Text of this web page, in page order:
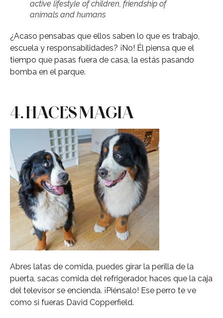
active lifestyle of children, friendship of
animals and humans
¿Acaso pensabas que ellos saben lo que es trabajo,
escuela y responsabilidades? ¡No! Él piensa que el
tiempo que pasas fuera de casa, la estás pasando
bomba en el parque.
4. HACES MAGIA
Abres latas de comida, puedes girar la perilla de la
puerta, sacas comida del refrigerador, haces que la caja
del televisor se encienda. ¡Piénsalo! Ese perro te ve
como si fueras David Copperfield.